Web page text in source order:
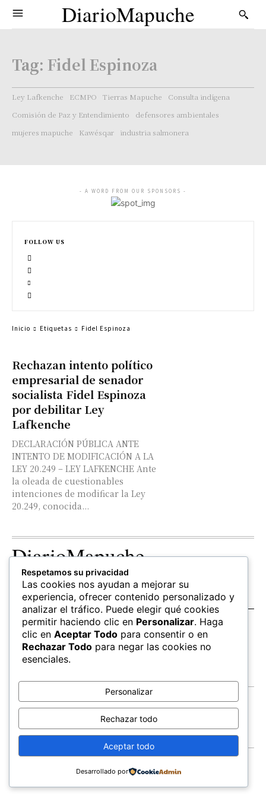
DiarioMapuche
Tag: Fidel Espinoza
Ley Lafkenche ECMPO Tierras Mapuche
Consulta indígena
Comisión de Paz y Entendimiento
defensores ambientales
mujeres mapuche
Kawésqar industria salmonera
Rechazan intento político
empresarial de senador
socialista Fidel Espinoza
por debilitar Ley
Lafkenche
DECLARACIÓN PÚBLICA ANTE
INTENTO DE MODIFICACIÓN A LA
LEY 20.249 – LEY LAFKENCHE Ante
la oleada de cuestionables
intenciones de modificar la Ley
20.249, conocida...
- A WORD FROM OUR SPONSORS -
FOLLOW US
Inicio Etiquetas Fidel Espinoza
DiarioMapuche
TERRITORIO CULTURA
Patrimonio
OPINION
Columnistas
SALUD
hierbas
EDUCACIÓN
Mapudungun
Estudiantes
FOLLOW US
Apoya
FEWLA Territorios Economía
Salud
Educacion
Cultura Suscríbete
Respetamos su privacidad
Las cookies nos ayudan a mejorar su
experiencia, ofrecer contenido personalizado y
analizar el tráfico. Puede elegir qué cookies
permitir haciendo clic en Personalizar. Haga
clic en Aceptar Todo para consentir o en
Rechazar Todo para negar las cookies no
esenciales.
Personalizar
Rechazar todo
Aceptar todo
Desarrollado por